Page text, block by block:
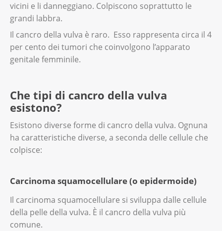
vicini e li danneggiano. Colpiscono soprattutto le
grandi labbra.
Il cancro della vulva è raro. Esso rappresenta circa il 4
per cento dei tumori che coinvolgono l’apparato
genitale femminile.
Che tipi di cancro della vulva
esistono?
Esistono diverse forme di cancro della vulva. Ognuna
ha caratteristiche diverse, a seconda delle cellule che
colpisce:
Carcinoma squamocellulare (o epidermoide)
Il carcinoma squamocellulare si sviluppa dalle cellule
della pelle della vulva. È il cancro della vulva più
comune.